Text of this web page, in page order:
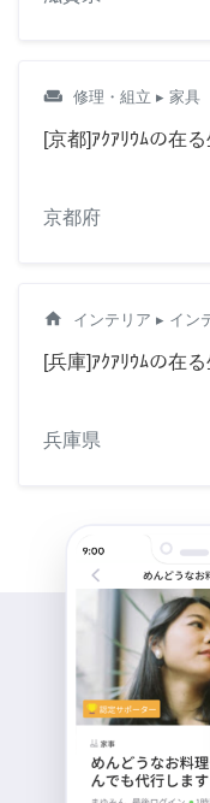
weekend 修理・組立 ▸ 家具
[京都]ｱｸｱﾘｳﾑの在
京都府
home インテリア ▸ イン
[兵庫]ｱｸｱﾘｳﾑの在
兵庫県